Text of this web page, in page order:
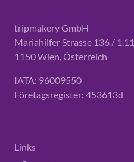
tripmakery GmbH
Mariahilfer Strasse 136 / 1.11
1150 Wien, Österreich
IATA: 96009550
Företagsregister: 453613d
Links